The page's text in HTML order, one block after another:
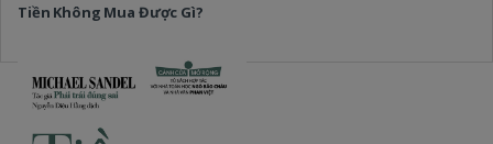
Tiền Không Mua Được Gì?